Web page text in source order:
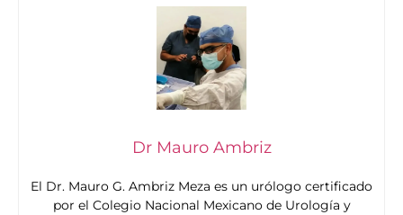
Dr Mauro Ambriz
El Dr. Mauro G. Ambriz Meza es un urólogo certificado
por el Colegio Nacional Mexicano de Urología y